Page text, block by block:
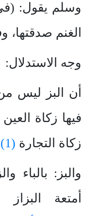
وسلم يقول:
الغنم صدقتها،
وجه الاستدلال:
أن البز ليس
فيها زكاة
زكاة التجارة (1).
والبز: بالباء
أمتعة البزاز